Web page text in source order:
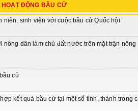
HOẠT ĐỘNG BẦU CỬ
niên, sinh viên với cuộc bầu cử Quốc hội
nông dân làm chủ đất nước trên mặt trận nông
cử
kết quả bầu cử tại một số tỉnh, thành trong